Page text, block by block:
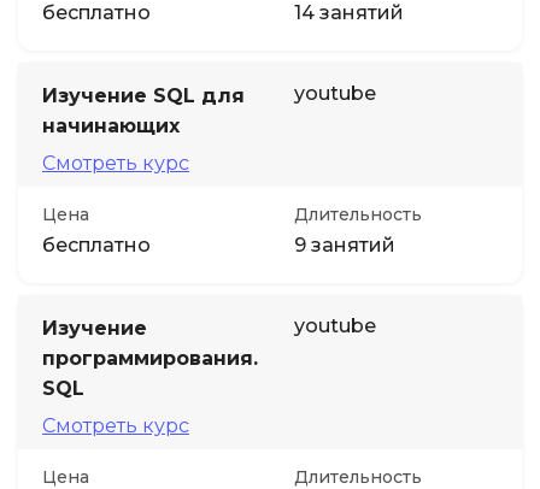
бесплатно 14 занятий
Изучение SQL для
начинающих
Смотреть курс
youtube
Цена
бесплатно
Длительность
9 занятий
Изучение
программирования.
SQL
Смотреть курс
youtube
Цена Длительность